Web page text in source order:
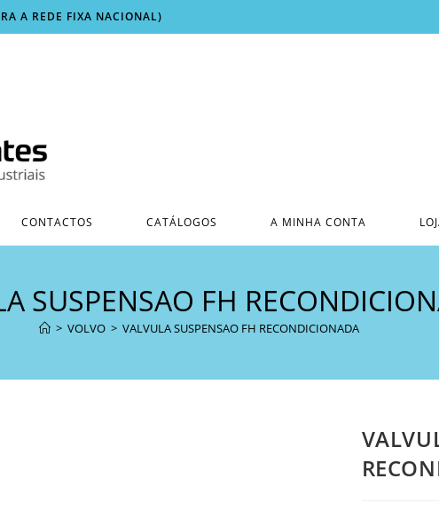
A REDE FIXA NACIONAL)
CONTACTOS CATÁLOGOS A MINHA CONTA
SUSPENSAO FH
> VOLVO > VALVULA SUSPENSAO FH RECONDICIONADA